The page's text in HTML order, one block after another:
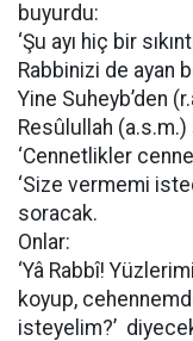
buyurdu:
‘Şu ayı hiç bir
Rabbinizi de ayan
Yine Suheyb’den
Resûlullah
‘Cennetlikler
‘Size vermemi
soracak.
Onlar:
‘Yâ Rabbî!
koyup,
isteyelim?’